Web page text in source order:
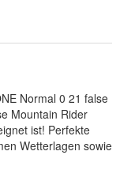
Normal 0 21 false
Mountain Rider
ist! Perfekte
Wetterlagen sowie